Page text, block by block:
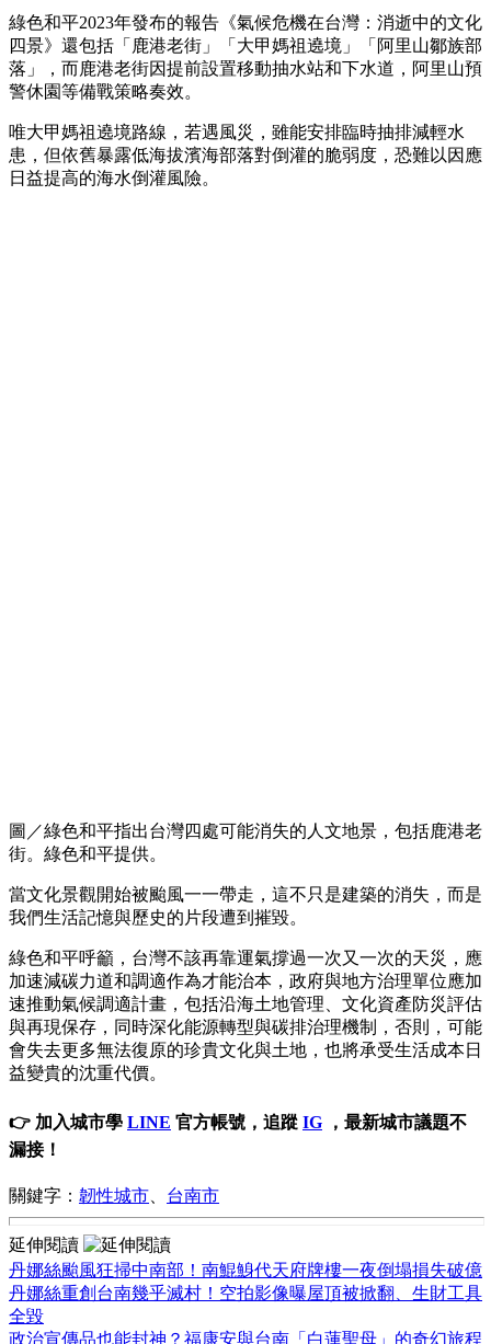
綠色和平2023年發布的報告《氣候危機在台灣：消逝中的文化
四景》還包括「鹿港老街」「大甲媽祖遶境」「阿里山鄒族部
落」，而鹿港老街因提前設置移動抽水站和下水道，阿里山預
警休園等備戰策略奏效。
唯大甲媽祖遶境路線，若遇風災，雖能安排臨時抽排減輕水
患，但依舊暴露低海拔濱海部落對倒灌的脆弱度，恐難以因應
日益提高的海水倒灌風險。
圖／綠色和平指出台灣四處可能消失的人文地景，包括鹿港老
街。綠色和平提供。
當文化景觀開始被颱風一一帶走，這不只是建築的消失，而是
我們生活記憶與歷史的片段遭到摧毀。
綠色和平呼籲，台灣不該再靠運氣撐過一次又一次的天災，應
加速減碳力道和調適作為才能治本，政府與地方治理單位應加
速推動氣候調適計畫，包括沿海土地管理、文化資產防災評估
與再現保存，同時深化能源轉型與碳排治理機制，否則，可能
會失去更多無法復原的珍貴文化與土地，也將承受生活成本日
益變貴的沈重代價。
👉 加入城市學 LINE 官方帳號，追蹤 IG ，最新城市議題不
漏接！
關鍵字： 韌性城市 台南市
延伸閱讀
丹娜絲颱風狂掃中南部！南鯤鯓代天府牌樓一夜倒塌損失破億
丹娜絲重創台南幾乎滅村！空拍影像曝屋頂被掀翻、生財工具
全毀
政治宣傳品也能封神？福康安與台南「白蓮聖母」的奇幻旅程